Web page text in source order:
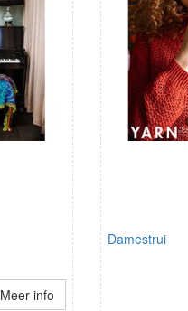
Meer info
Damestrui